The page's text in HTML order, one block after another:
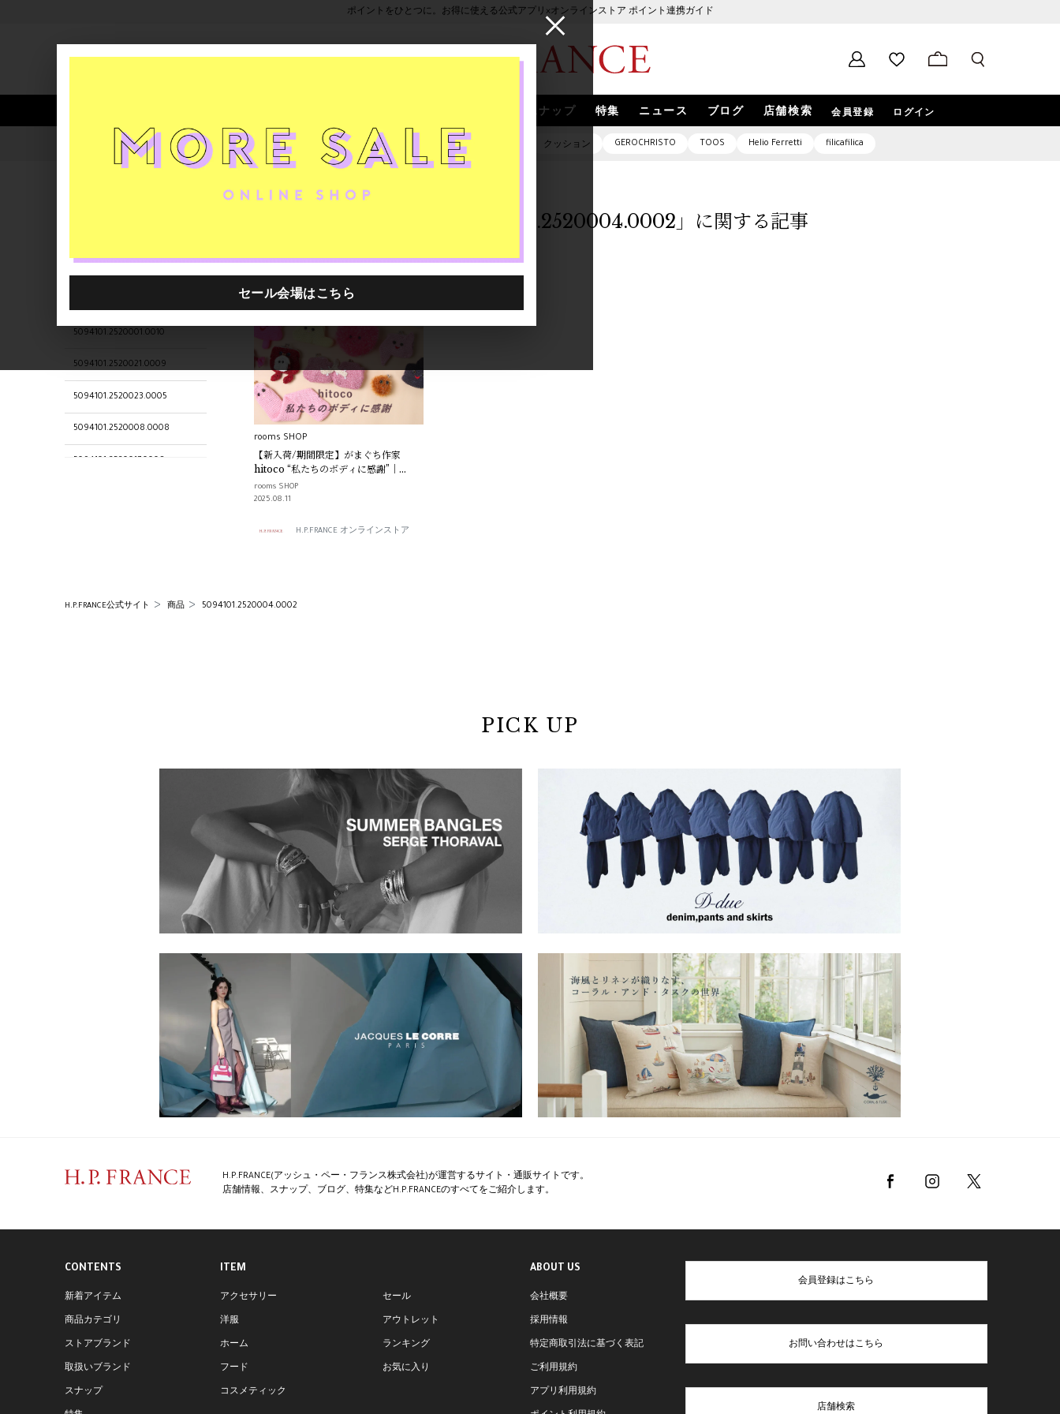
ポイントをひとつに。お得に使える公式アプリ×オンラインストア ポイント連携ガイド
スナップ 特集 ニュース ブログ 店舗検索 会員登録 ログイン
人気ワード セール 40th限定 ピアス バッグ クッション GEROCHRISTO TOOS Helio Ferretti filicafilica
5094101.2520001.0010
5094101.2520021.0009
5094101.2520023.0005
5094101.2520008.0008
「5094101.2520004.0002」に関する記事
rooms SHOP
【新入荷/期間限定】がまぐち作家
hitoco “私たちのボディに感謝”｜
rooms SHOP
rooms SHOP
2025.08.11
H.P.FRANCE オンラインストア
H.P.FRANCE公式サイト 商品 5094101.2520004.0002
PICK UP
H.P.FRANCE(アッシュ・ペー・フランス株式会社)が運営するサイト・通販サイトです。
店舗情報、スナップ、ブログ、特集などH.P.FRANCEのすべてをご紹介します。
CONTENTS
新着アイテム
商品カテゴリ
ストアブランド
取扱いブランド
スナップ
ITEM
アクセサリー
洋服
ホーム
フード
コスメティック
セール
アウトレット
ランキング
お気に入り
ABOUT US
会社概要
採用情報
特定商取引法に基づく表記
ご利用規約
アプリ利用規約
会員登録はこちら
お問い合わせはこちら
店舗検索